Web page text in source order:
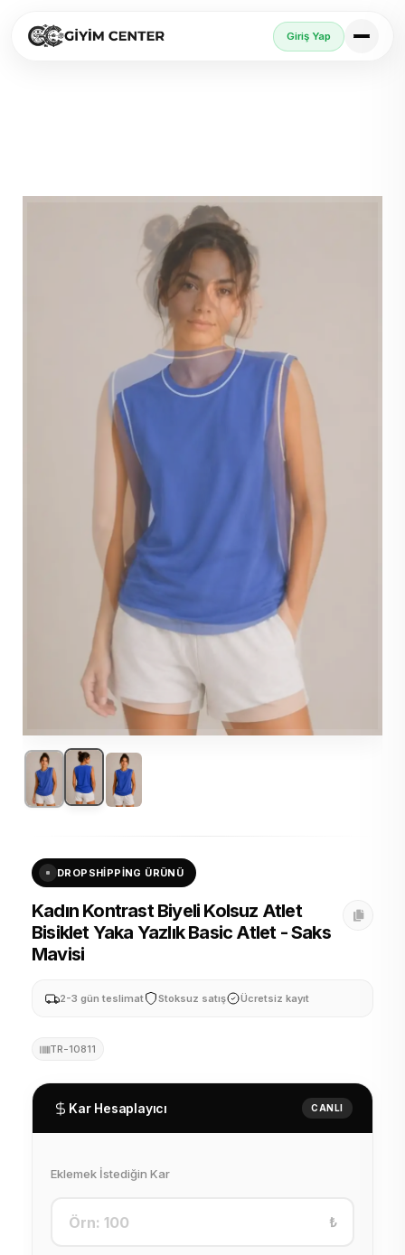
Giriş Yap
DROPSHIPPING ÜRÜNÜ
Kadın Kontrast Biyeli Kolsuz Atlet
Bisiklet Yaka Yazlık Basic Atlet - Saks
Mavisi
2-3 gün teslimat Stoksuz satış Ücretsiz kayıt
TR-10811
Kar Hesaplayıcı CANLI
Eklemek İstediğin Kar
₺